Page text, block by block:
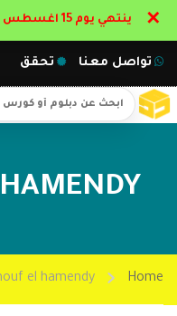
تواصل معنا تحقق
Home
el hamendy
ينتهي يوم 15 اغسطس اتعلم ب 75% خصم : احجز مقعدك الان ✕